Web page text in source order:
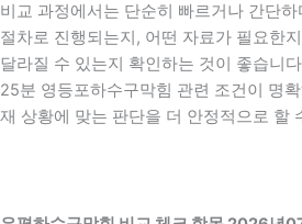
비교 과정에서는 단순히 빠르거나 간단
절차로 진행되는지, 어떤 자료가 필요한
달라질 수 있는지 확인하는 것이 좋습니
25분 영등포하수구막힘 관련 조건이 명
재 상황에 맞는 판단을 더 안정적으로 할